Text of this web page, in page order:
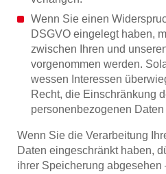
Wenn Sie einen
DSGVO eingelegt haben,
zwischen Ihren und
vorgenommen werden.
wessen Interessen
Recht, die Einschränkung
personenbezogenen
Wenn Sie die Verarbeitung
Daten eingeschränkt haben,
ihrer Speicherung abgesehen